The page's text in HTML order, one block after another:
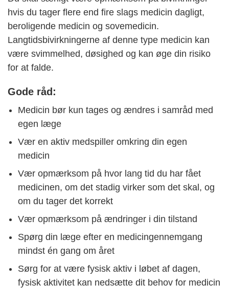
hvis du tager flere end fire slags medicin dagligt,
beroligende medicin og sovemedicin.
Langtidsbivirkningerne af denne type medicin kan
være svimmelhed, døsighed og kan øge din risiko
for at falde.
Gode råd:
Medicin bør kun tages og ændres i samråd med
egen læge
Vær en aktiv medspiller omkring din egen
medicin
Vær opmærksom på hvor lang tid du har fået
medicinen, om det stadig virker som det skal, og
om du tager det korrekt
Vær opmærksom på ændringer i din tilstand
Spørg din læge efter en medicingennemgang
mindst én gang om året
Sørg for at være fysisk aktiv i løbet af dagen,
fysisk aktivitet kan nedsætte dit behov for medicin